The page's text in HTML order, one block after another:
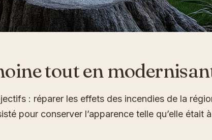
tout en
: réparer les effets des incendies de la
pour conserver l’apparence telle qu’elle était